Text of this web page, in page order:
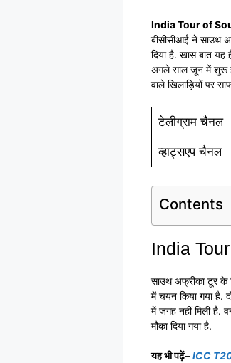
India Tour of
बीसीसीआई ने साउथ
दिया है. खास बात यह
अगले साल जून में शुरू
वाले खिलाड़ियों पर
टेलीग्राम चैनल
व्हाट्सएप चैनल
Contents
India
साउथ अफ्रीका टूर के
में चयन किया गया है.
में जगह नहीं मिली है.
मौका दिया गया है.
यह भी पढ़ें– ICC T20